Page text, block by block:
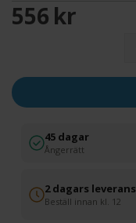
556 SEK
45 dagar
Ångerrätt
2 dagars leverans
Beställ innan kl. 12